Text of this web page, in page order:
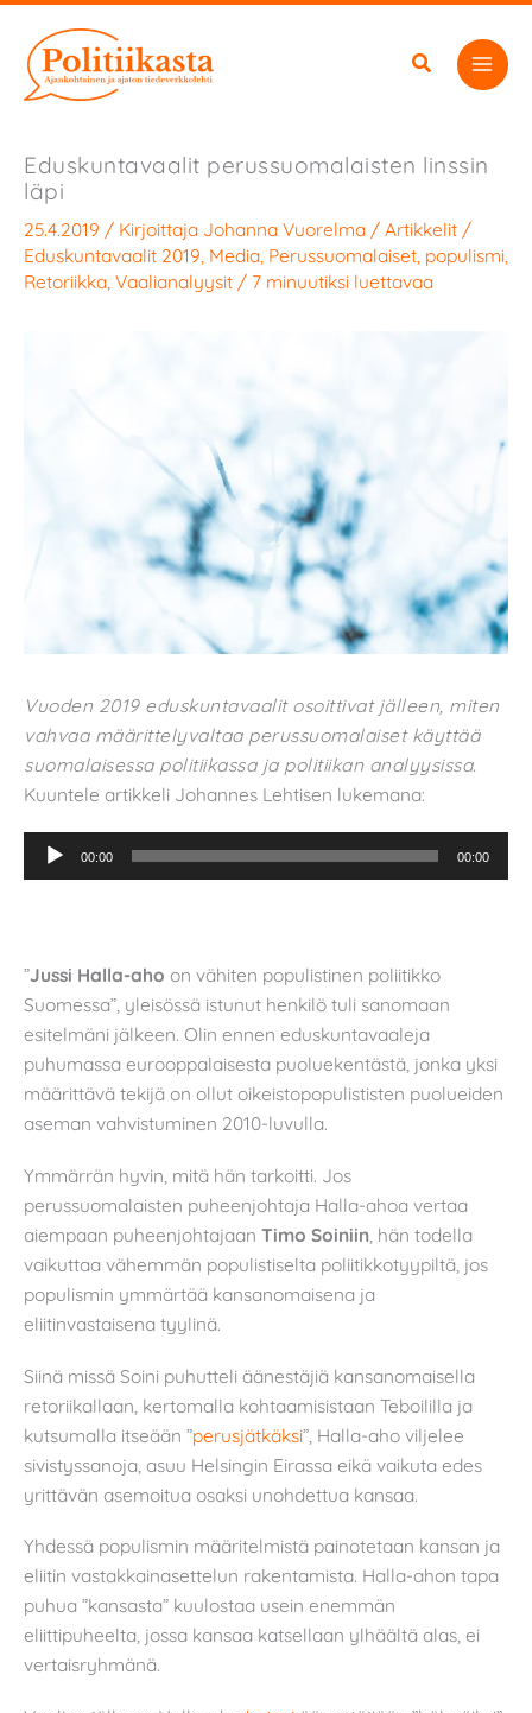
sisältöön
Eduskuntavaalit perussuomalaisten linssin
läpi
25.4.2019 / Kirjoittaja Johanna Vuorelma / Artikkelit /
Eduskuntavaalit 2019 Media Perussuomalaiset populismi
Retoriikka Vaalianalyysit / 7 minuutiksi luettavaa
Vuoden 2019 eduskuntavaalit osoittivat jälleen, miten
vahvaa määrittelyvaltaa perussuomalaiset käyttää
suomalaisessa politiikassa ja politiikan analyysissa.
Kuuntele artikkeli Johannes Lehtisen lukemana:
Äänitoistin00:00 00:00
”Jussi Halla-aho on vähiten populistinen poliitikko
Suomessa”, yleisössä istunut henkilö tuli sanomaan
esitelmäni jälkeen. Olin ennen eduskuntavaaleja
puhumassa eurooppalaisesta puoluekentästä, jonka yksi
määrittävä tekijä on ollut oikeistopopulististen puolueiden
aseman vahvistuminen 2010-luvulla.
Ymmärrän hyvin, mitä hän tarkoitti. Jos
perussuomalaisten puheenjohtaja Halla-ahoa vertaa
aiempaan puheenjohtajaan Timo Soiniin , hän todella
vaikuttaa vähemmän populistiselta poliitikkotyypiltä, jos
populismin ymmärtää kansanomaisena ja
eliitinvastaisena tyylinä.
Siinä missä Soini puhutteli äänestäjiä kansanomaisella
retoriikallaan, kertomalla kohtaamisistaan Teboililla ja
kutsumalla itseään ”perusjätkäksi”, Halla-aho viljelee
sivistyssanoja, asuu Helsingin Eirassa eikä vaikuta edes
yrittävän asemoitua osaksi unohdettua kansaa.
Yhdessä populismin määritelmistä painotetaan kansan ja
eliitin vastakkainasettelun rakentamista. Halla-ahon tapa
puhua ”kansasta” kuulostaa usein enemmän
eliittipuheelta, jossa kansaa katsellaan ylhäältä alas, ei
vertaisryhmänä.